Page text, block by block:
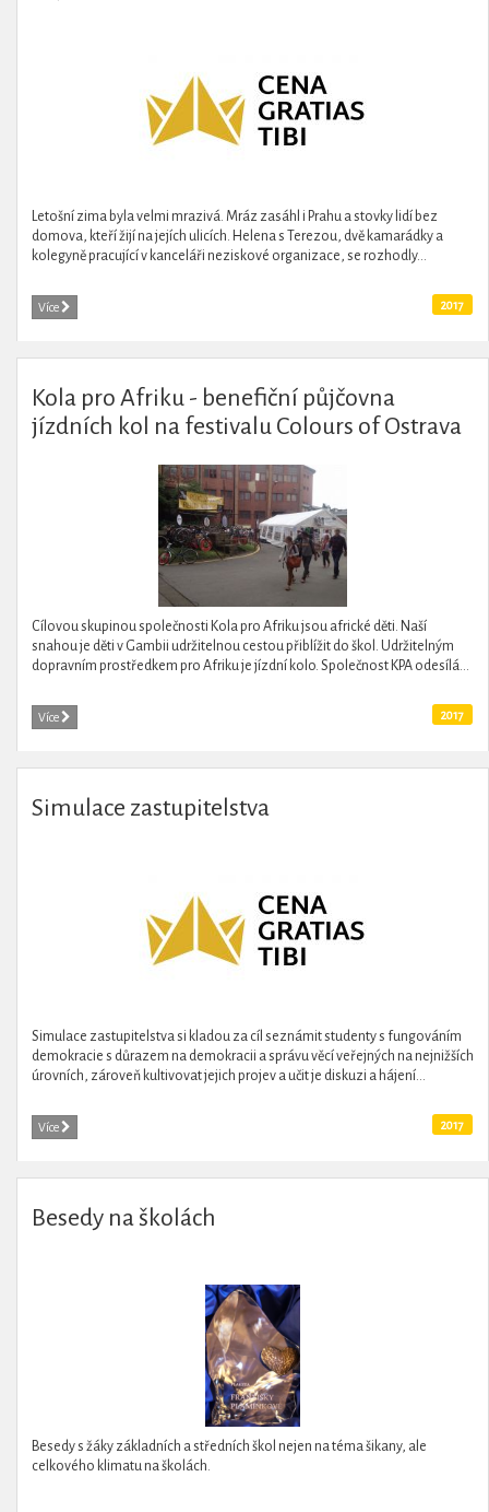
Letošní zima byla velmi mrazivá. Mráz zasáhl i Prahu a stovky lidí bez
domova, kteří žijí na jejích ulicích. Helena s Terezou, dvě kamarádky a
kolegyně pracující v kanceláři neziskové organizace, se rozhodly...
Více 2017
Kola pro Afriku - benefiční půjčovna
jízdních kol na festivalu Colours of Ostrava
Cílovou skupinou společnosti Kola pro Afriku jsou africké děti. Naší
snahou je děti v Gambii udržitelnou cestou přiblížit do škol. Udržitelným
dopravním prostředkem pro Afriku je jízdní kolo. Společnost KPA odesílá...
Více 2017
Simulace zastupitelstva
Simulace zastupitelstva si kladou za cíl seznámit studenty s fungováním
demokracie s důrazem na demokracii a správu věcí veřejných na nejnižších
úrovních, zároveň kultivovat jejich projev a učit je diskuzi a hájení...
Více 2017
Besedy na školách
Besedy s žáky základních a středních škol nejen na téma šikany, ale
celkového klimatu na školách.